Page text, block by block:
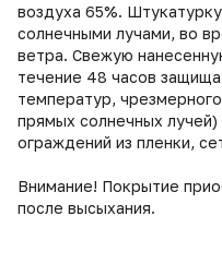
воздуха 65%.
солнечными лучами, во
ветра. Свежую
течение 48 часов
температур,
прямых солнечных
ограждений из пленки,
Внимание! Покрытие
после высыхания.